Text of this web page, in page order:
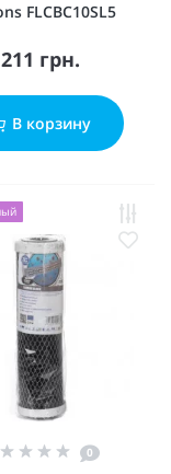
FLCBC10SL5
211 грн.
В корзину
0